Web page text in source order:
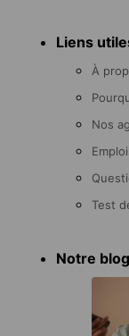
Liens
À
Nos
Test
Notre blog